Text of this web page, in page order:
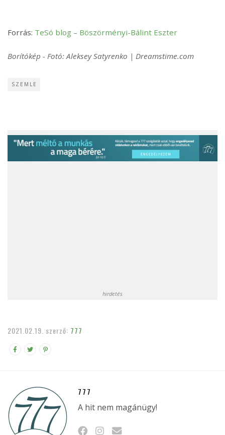
Forrás: TeSó blog – Böszörményi-Bálint Eszter
Borítókép - Fotó: Aleksey Satyrenko | Dreamstime.com
SZEMLE
hirdetés
2021.02.19. szerző: 777
777
A hit nem magánügy!